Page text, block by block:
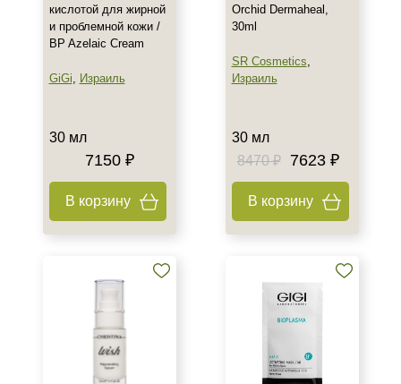
кислотой для жирной
и проблемной кожи /
BP Azelaic Cream
GiGi, Израиль
30 мл
7150 ₽
В корзину
Orchid Dermaheal,
30ml
SR Cosmetics,
Израиль
30 мл
8470 ₽
7623 ₽
В корзину